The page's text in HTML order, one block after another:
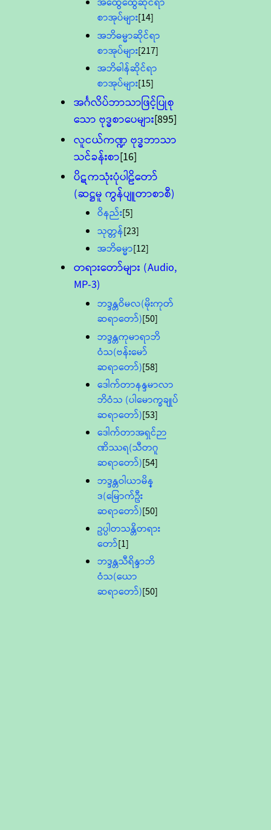
စာအုပ်များ[14]
အဘိဓမ္မာဆိုင်ရာ
စာအုပ်များ[217]
အဘိဓါန်ဆိုင်ရာ
စာအုပ်များ[15]
အင်္ဂလိပ်ဘာသာဖြင့်ပြုစု
သော ဗုဒ္ဓစာပေများ[895]
လူငယ်ကဏ္ဍ ဗုဒ္ဓဘာသာ
သင်ခန်းစာ[16]
ပိဋကသုံးပုံပါဠိတော်
(ဆဋ္ဌမူ ကွန်ပျူတာစာစီ)
ဝိနည်း[5]
သုတ္တန်[23]
အဘိဓမ္မာ[12]
တရားတော်များ (Audio,
MP-3)
ဘဒ္ဒန္တဝိမလ(မိုးကုတ်
ဆရာတော်)[50]
ဘဒ္ဒန္တကုမာရာဘိ
ဝံသ(ဗန်းမော်
ဆရာတော်)[58]
ဒေါက်တာနန္ဒမာလာ
ဘိဝံသ (ပါမောက္ခချုပ်
ဆရာတော်)[53]
ဒေါက်တာအရှင်ဉာ
ဏိဿရ(သီတဂူ
ဆရာတော်)[54]
ဘဒ္ဒန္တဝါယာမိန္
ဒ(မြောက်ဦး
ဆရာတော်)[50]
ဥပ္ပါတသန္တိတရား
တော်[1]
ဘဒ္ဒန္တသီရိန္ဒာဘိ
ဝံသ(ယော
ဆရာတော်)[50]